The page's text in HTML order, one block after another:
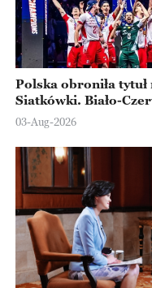
Polska obroniła
Siatkówki. Biało-
Ningbo
03-Aug-2026